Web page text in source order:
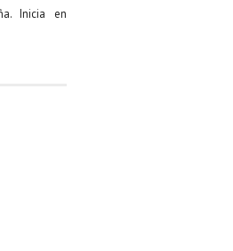
Inicia en